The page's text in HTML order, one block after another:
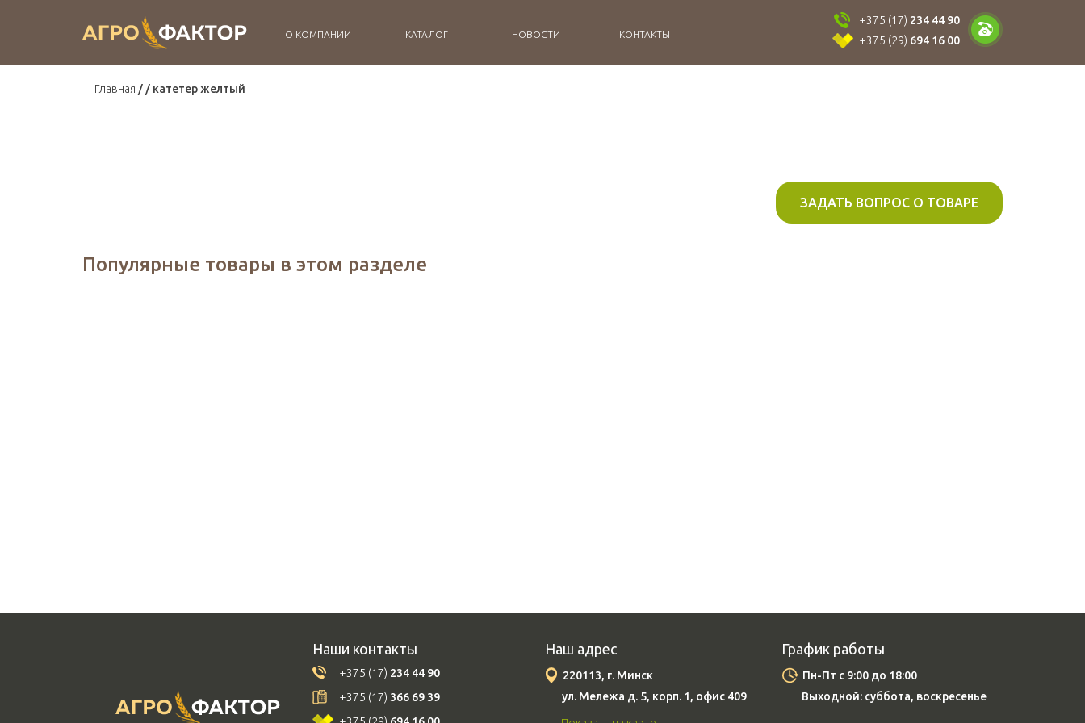
О КОМПАНИИ КАТАЛОГ НОВОСТИ КОНТАКТЫ
+375 (17) 234 44 90
+375 (29) 694 16 00
Главная катетер желтый
ЗАДАТЬ ВОПРОС О ТОВАРЕ
Популярные товары в этом разделе
Наши контакты
+375 (17) 234 44 90
+375 (17) 366 69 39
Наш адрес
220113, г. Минск
ул. Мележа д. 5, корп. 1, офис 409
График работы
Пн-Пт с 9:00 до 18:00
Выходной: суббота, воскресенье